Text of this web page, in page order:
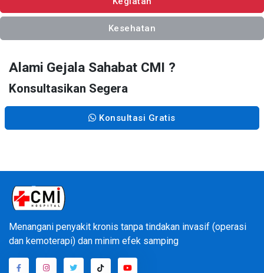
Kesehatan
Alami Gejala Sahabat CMI ?
Konsultasikan Segera
Konsultasi Gratis
Menangani penyakit kronis tanpa tindakan invasif (operasi
dan kemoterapi) dan minim efek samping